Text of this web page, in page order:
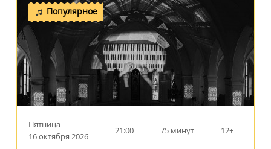
Популярное
Пятница
16 октября 2026
21:00 75 минут 12+